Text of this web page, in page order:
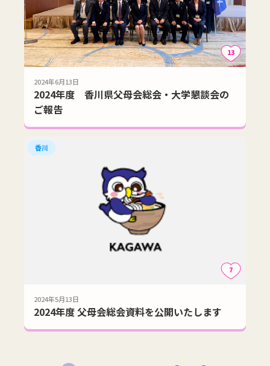
13
2024年6月13日
2024年度 香川県父母会総会・大学懇談会の
ご報告
香川
7
2024年5月13日
2024年度 父母会総会資料を公開いたします